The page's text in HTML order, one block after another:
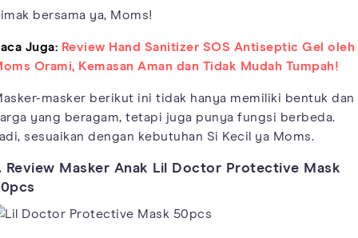
bersama ya, Moms!
Juga: Review Hand Sanitizer SOS Antiseptic Gel oleh
Orami, Kemasan Aman dan Tidak Mudah Tumpah!
masker berikut ini tidak hanya memiliki bentuk dan
yang beragam, tetapi juga punya fungsi berbeda.
sesuaikan dengan kebutuhan Si Kecil ya Moms.
Review Masker Anak Lil Doctor Protective Mask